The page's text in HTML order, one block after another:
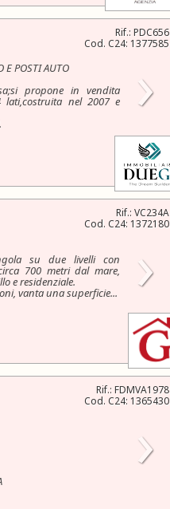
Rif.: PDC656
Cod. C24: 1377585
E POSTI AUTO
propone in vendita
nel 2007 e ›
Rif.: VC234A
Cod. C24: 1372180
su due livelli con
700 metri dal mare,
e residenziale.
vanta una superficie... ›
Rif.: FDMVA1978
Cod. C24: 1365430
›